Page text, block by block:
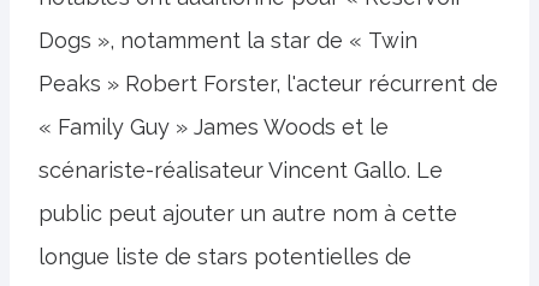
Dogs », notamment la star de « Twin
Peaks » Robert Forster, l'acteur récurrent de
« Family Guy » James Woods et le
scénariste-réalisateur Vincent Gallo. Le
public peut ajouter un autre nom à cette
longue liste de stars potentielles de